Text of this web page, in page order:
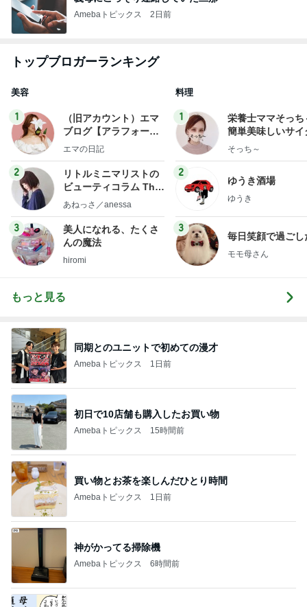
Amebaトピックス 2日前
トップブロガーランキング
美容
1
（旧アカウント）エマ
ブログ【アラフォー会
社売却セカンドライ
エマの日記
2
リトルミニマリストの
ビューティコラム The
little minimalist's bea
あねっさ／anessa
3
美人になれる、たくさ
んの魔法
hiromi
料理
1
栄養士ママそっち
簡単美味しいサイ
献立
そっち～
2
ゆうき酒場
ゆうき
3
毎日笑顔で過ごし
モモ母さん
もっと見る
同期とのユニットで初めての漫才
Amebaトピックス 1日前
初日で10店舗も購入したお買い物
Amebaトピックス 15時間前
買い物とお茶を楽しんだひとり時間
Amebaトピックス 1日前
神がかってる掃除機
Amebaトピックス 6時間前